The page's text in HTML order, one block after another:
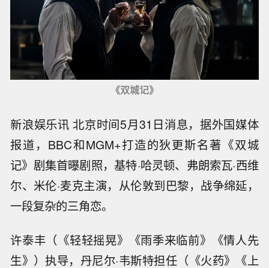
《双城记》
新浪娱乐讯 北京时间5月31日消息，据外国媒体
报道，BBC和MGM+打造的狄更斯名著《双城
记》剧集首曝剧照，基特·哈灵顿、弗朗索瓦·西维
尔、米伦·麦克主演，从伦敦到巴黎，战争绵延，
一段复杂的三角恋。
许泰丰（《轻轻摇晃》《雨季来临前》《情人先
生》）执导，丹尼尔·韦斯特担任（《火药》《上